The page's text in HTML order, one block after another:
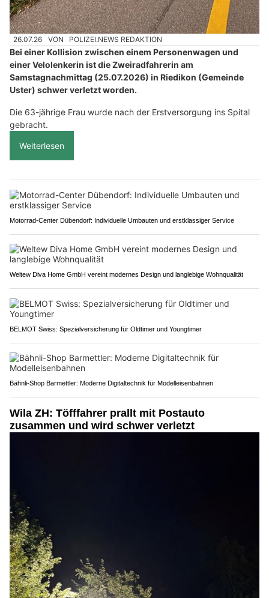
26.07.26 VON POLIZEI.NEWS REDAKTION
Bei einer Kollision zwischen einem Personenwagen und
einer Velolenkerin ist die Zweiradfahrerin am
Samstagnachmittag (25.07.2026) in Riedikon (Gemeinde
Uster) schwer verletzt worden.
Die 63-jährige Frau wurde nach der Erstversorgung ins Spital
gebracht.
Weiterlesen
Motorrad-Center Dübendorf: Individuelle Umbauten und erstklassiger Service
Weltew Diva Home GmbH vereint modernes Design und langlebige Wohnqualität
BELMOT Swiss: Spezialversicherung für Oldtimer und Youngtimer
Bähnli-Shop Barmettler: Moderne Digitaltechnik für Modelleisenbahnen
Wila ZH: Töfffahrer prallt mit Postauto
zusammen und wird schwer verletzt